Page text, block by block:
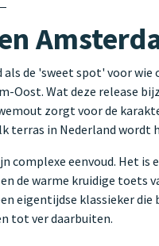
de 'sweet spot' voor
Oost. Wat deze release
zorgt voor de
terras in Nederland wordt
complexe eenvoud. Het
de warme kruidige
eigentijdse klassieker
tot ver daarbuiten.